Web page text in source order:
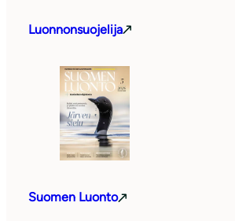
Luonnonsuojelija
Suomen Luonto